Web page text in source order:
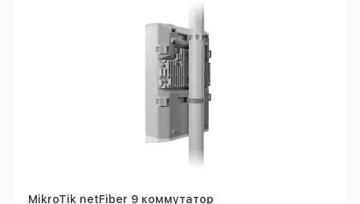
MikroTik netFiber 9 коммутатор